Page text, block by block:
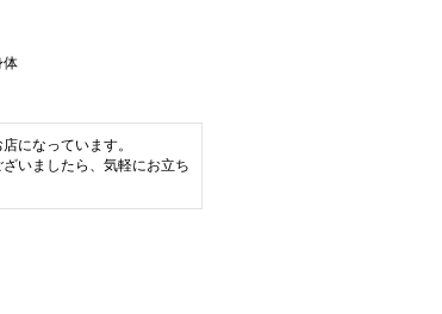
体
になっています。
いましたら、気軽にお立ち